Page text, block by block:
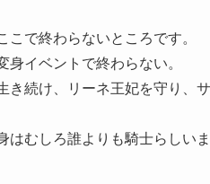
で終わらないところです。
イベントで終わらない。
き続け、リーネ王妃を守り、
むしろ誰よりも騎士らしいま